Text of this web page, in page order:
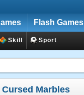
Flash Games
Skill Sport
Marbles